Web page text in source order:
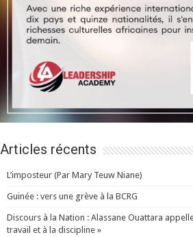
Articles récents
L’imposteur (Par Mary Teuw Niane)
Guinée : vers une grève à la BCRG
Discours à la Nation : Alassane Ouattara
travail et à la discipline »